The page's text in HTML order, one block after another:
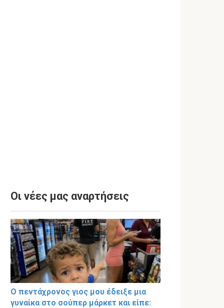
Οι νέες μας αναρτήσεις
Ο πεντάχρονος γιος μου έδειξε μια
γυναίκα στο σούπερ μάρκετ και είπε: